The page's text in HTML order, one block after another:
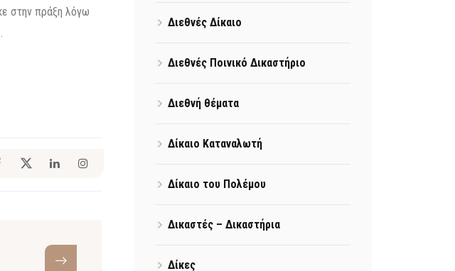
στην πράξη λόγω
Διεθνές Δίκαιο
Διεθνές Ποινικό Δικαστήριο
Διεθνή θέματα
Δίκαιο Καταναλωτή
Δίκαιο του Πολέμου
Δικαστές – Δικαστήρια
Δίκες